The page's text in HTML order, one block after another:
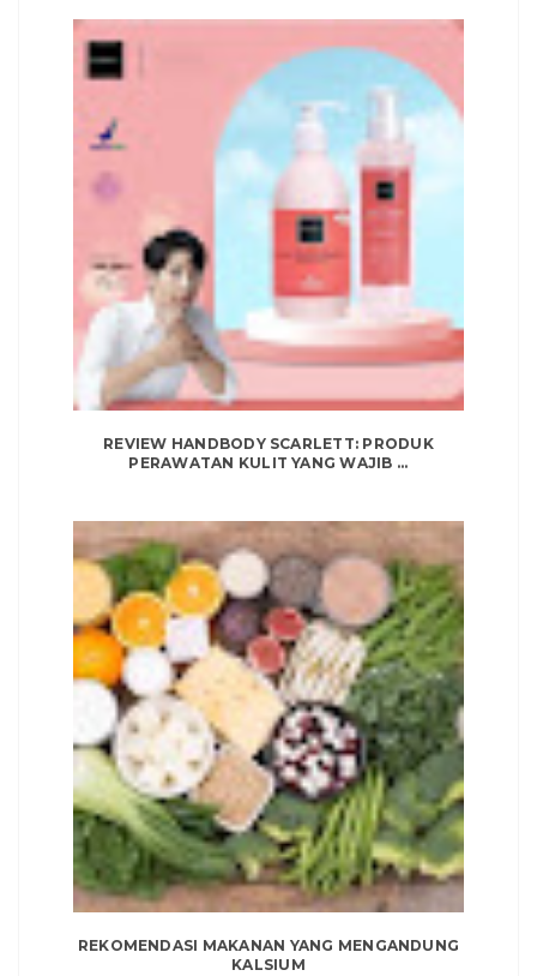
REVIEW HANDBODY SCARLETT: PRODUK
PERAWATAN KULIT YANG WAJIB ...
REKOMENDASI MAKANAN YANG MENGANDUNG
KALSIUM